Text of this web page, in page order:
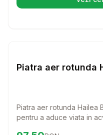
Piatra aer rotunda
Piatra aer rotunda Hailea
pentru a aduce viata in